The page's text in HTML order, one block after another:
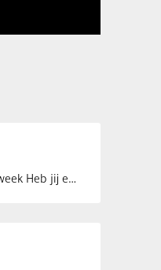
VERKOOPMEDEWERKER HORLOGES 4 tot 5 dagen per week Heb jij een passie voor …